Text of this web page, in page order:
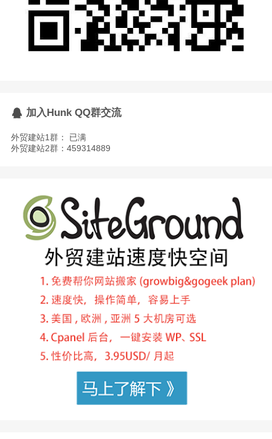
加入Hunk QQ群交流
外贸建站1群： 已满
外贸建站2群：459314889